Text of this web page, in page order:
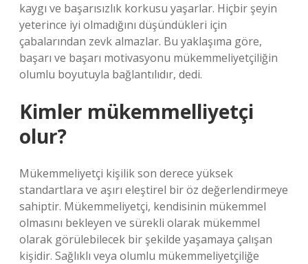
kaygı ve başarısızlık korkusu yaşarlar. Hiçbir şeyin
yeterince iyi olmadığını düşündükleri için
çabalarından zevk almazlar. Bu yaklaşıma göre,
başarı ve başarı motivasyonu mükemmeliyetçiliğin
olumlu boyutuyla bağlantılıdır, dedi.
Kimler mükemmelliyetçi
olur?
Mükemmeliyetçi kişilik son derece yüksek
standartlara ve aşırı eleştirel bir öz değerlendirmeye
sahiptir. Mükemmeliyetçi, kendisinin mükemmel
olmasını bekleyen ve sürekli olarak mükemmel
olarak görülebilecek bir şekilde yaşamaya çalışan
kişidir. Sağlıklı veya olumlu mükemmeliyetçiliğe